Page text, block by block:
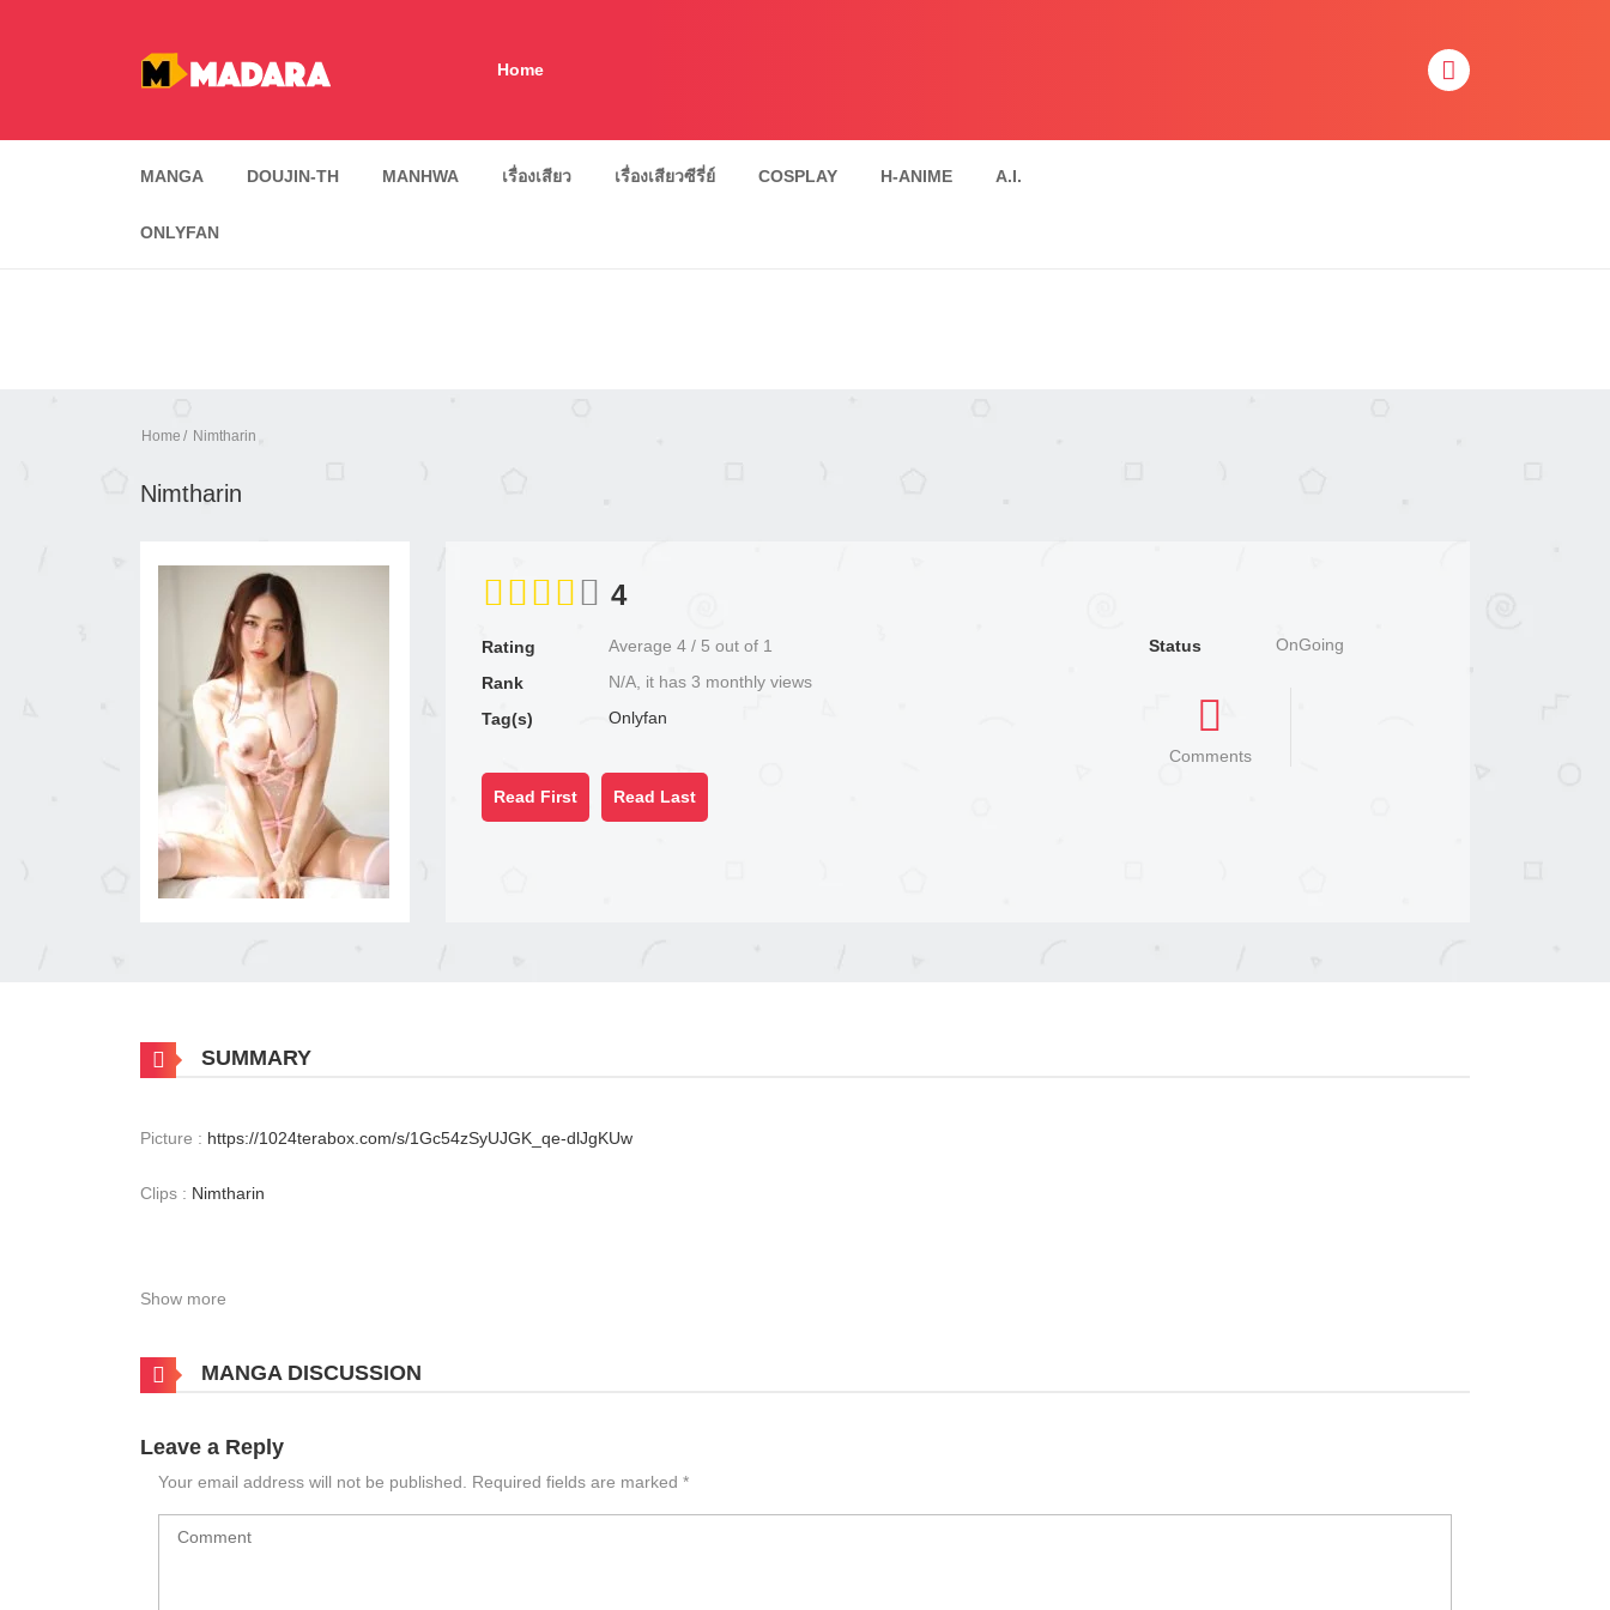
Home
MANGA DOUJIN-TH MANHWA เรื่องเสียว เรื่องเสียวซีรี่ย์ COSPLAY H-ANIME A.I.
ONLYFAN
Home Nimtharin
Nimtharin
4
Rating Average 4 / 5 out of 1
Rank
N/A, it has 3 monthly views
Tag(s)
Onlyfan
Status OnGoing
Comments
Read First Read Last
SUMMARY
Picture : https://1024terabox.com/s/1Gc54zSyUJGK_qe-dlJgKUw
Clips : Nimtharin
Show more
MANGA DISCUSSION
Leave a Reply
Your email address will not be published. Required fields are marked *